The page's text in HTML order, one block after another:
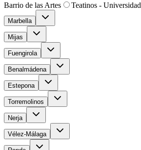
Barrio de las Artes
Teatinos - Universidad
Marbella
Mijas
Fuengirola
Benalmádena
Estepona
Torremolinos
Nerja
Vélez-Málaga